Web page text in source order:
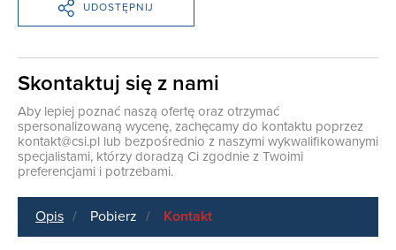
UDOSTĘPNIJ
Skontaktuj się z nami
Aby lepiej poznać naszą ofertę oraz otrzymać
spersonalizowaną wycenę, zachęcamy do kontaktu poprzez
kontakt@csi.pl lub bezpośrednio z naszymi wykwalifikowanymi
specjalistami, którzy doradzą Ci zgodnie z Twoimi
preferencjami i potrzebami.
Opis Pobierz Kontakt